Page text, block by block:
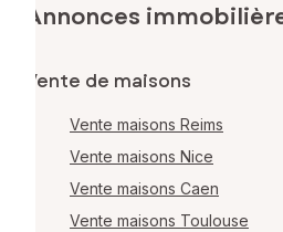
Annonces
Vente de maisons
Vente maisons Reims
Vente maisons Nice
Vente maisons Caen
Vente maisons Toulouse